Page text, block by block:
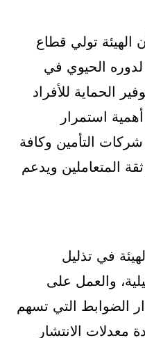
الهيئة تولي قطاع
لدوره الحيوي في
الحماية للأفراد
استمرار
شركات التأمين وكافة
المتعاملين ويدعم
في تذليل
والعمل على
الضوابط التي تسهم
معدلات الانتشار